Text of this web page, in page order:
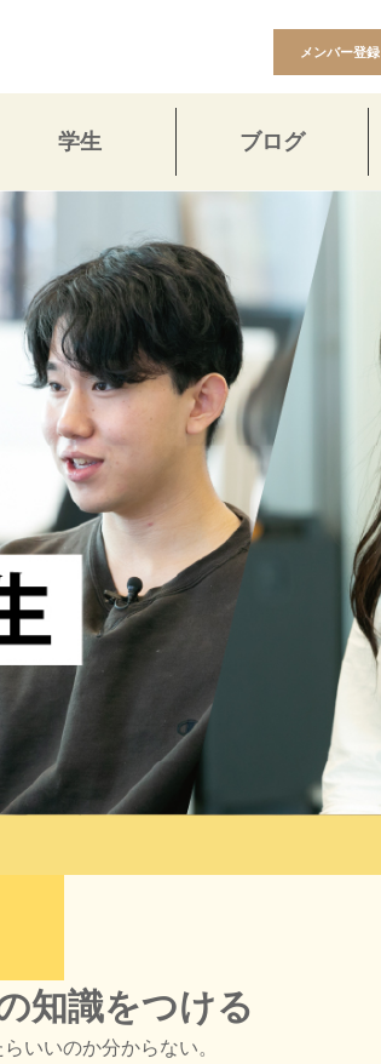
メンバー登録
学生 ブログ
知識をつける
いいのか分からない。